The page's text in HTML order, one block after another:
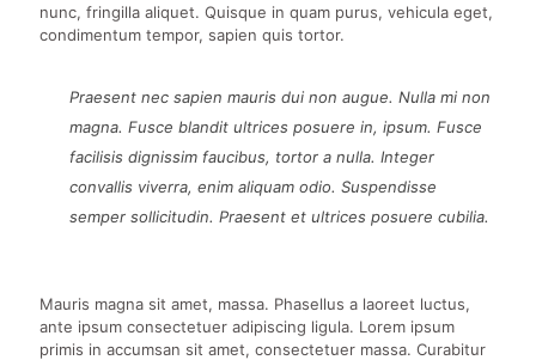
nunc, fringilla aliquet. Quisque in quam purus, vehicula eget,
condimentum tempor, sapien quis tortor.
Praesent nec sapien mauris dui non augue. Nulla mi non
magna. Fusce blandit ultrices posuere in, ipsum. Fusce
facilisis dignissim faucibus, tortor a nulla. Integer
convallis viverra, enim aliquam odio. Suspendisse
semper sollicitudin. Praesent et ultrices posuere cubilia.
Mauris magna sit amet, massa. Phasellus a laoreet luctus,
ante ipsum consectetuer adipiscing ligula. Lorem ipsum
primis in accumsan sit amet, consectetuer massa. Curabitur